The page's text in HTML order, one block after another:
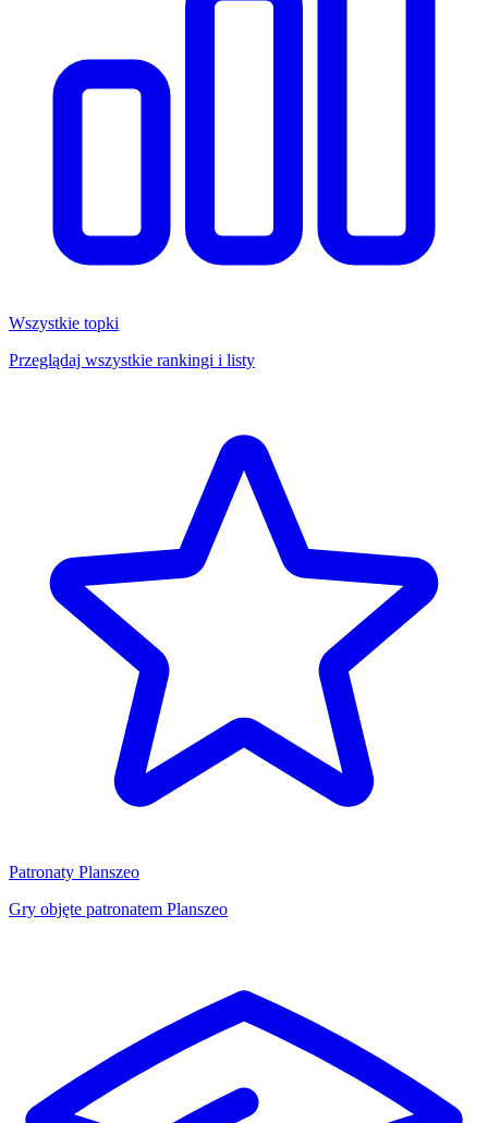
Wszystkie topki
Przeglądaj wszystkie rankingi i listy
Patronaty Planszeo
Gry objęte patronatem Planszeo